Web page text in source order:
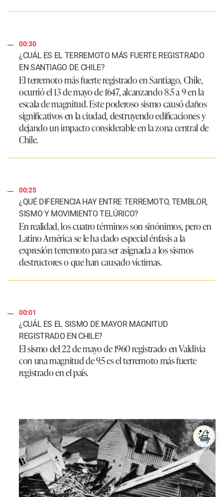
00:30
¿CUÁL ES EL TERREMOTO MÁS FUERTE REGISTRADO
EN SANTIAGO DE CHILE?
El terremoto más fuerte registrado en Santiago, Chile,
ocurrió el 13 de mayo de 1647, alcanzando 8.5 a 9 en la
escala de magnitud. Este poderoso sismo causó daños
significativos en la ciudad, destruyendo edificaciones y
dejando un impacto considerable en la zona central de
Chile.
00:25
¿QUÉ DIFERENCIA HAY ENTRE TERREMOTO, TEMBLOR,
SISMO Y MOVIMIENTO TELÚRICO?
En realidad, los cuatro términos son sinónimos, pero en
Latino América se le ha dado especial énfasis a la
expresión terremoto para ser asignada a los sismos
destructores o que han causado víctimas.
00:01
¿CUÁL ES EL SISMO DE MAYOR MAGNITUD
REGISTRADO EN CHILE?
El sismo del 22 de mayo de 1960 registrado en Valdivia
con una magnitud de 9.5 es el terremoto más fuerte
registrado en el país.